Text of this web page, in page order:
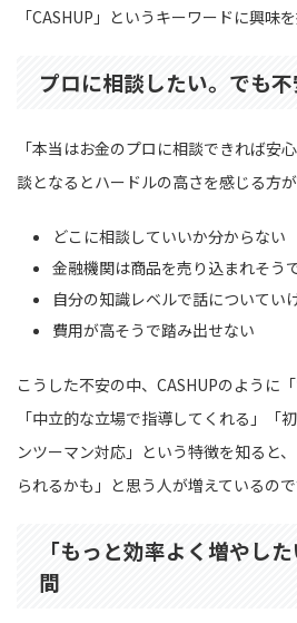
「CASHUP」というキーワードに興味
プロに相談したい。でも
「本当はお金のプロに相談できれば安
談となるとハードルの高さを感じる方が
どこに相談していいか分からない
金融機関は商品を売り込まれそう
自分の知識レベルで話についてい
費用が高そうで踏み出せない
こうした不安の中、CASHUPのように
「中立的な立場で指導してくれる」「
ンツーマン対応」という特徴を知ると
られるかも」と思う人が増えているので
「もっと効率よく増やし
間